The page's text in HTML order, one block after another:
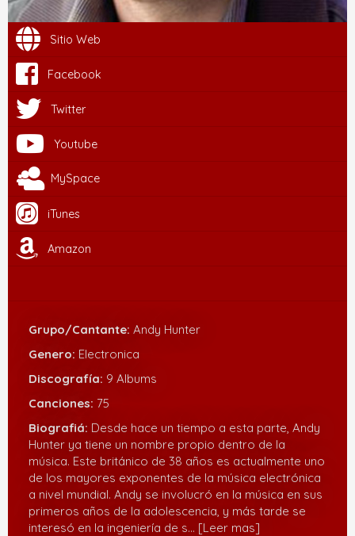
Sitio Web
Facebook
Twitter
Youtube
MySpace
iTunes
Amazon
Grupo/Cantante: Andy Hunter
Genero: Electronica
Discografía: 9 Albums
Canciones: 75
Biografiá: Desde hace un tiempo a esta parte, Andy
Hunter ya tiene un nombre propio dentro de la
música. Este británico de 38 años es actualmente uno
de los mayores exponentes de la música electrónica
a nivel mundial. Andy se involucró en la música en sus
primeros años de la adolescencia, y más tarde se
interesó en la ingeniería de s... [Leer mas]